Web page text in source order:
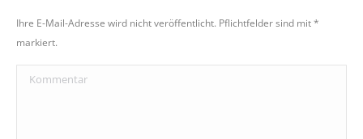
Ihre E-Mail-Adresse wird nicht veröffentlicht. Pflichtfelder sind mit*
markiert.
Kommentar